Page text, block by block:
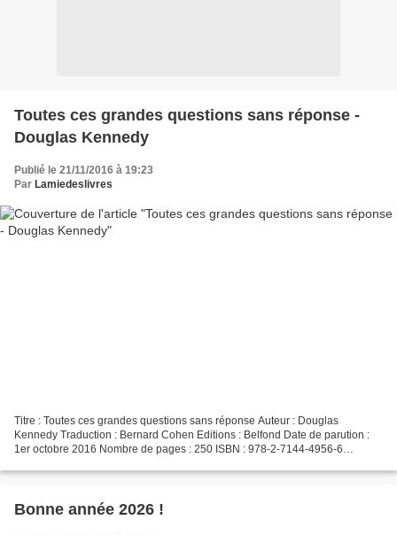
Toutes ces grandes questions sans réponse -
Douglas Kennedy
Publié le 21/11/2016 à 19:23
Par Lamiedeslivres
Titre : Toutes ces grandes questions sans réponse Auteur : Douglas
Kennedy Traduction : Bernard Cohen Editions : Belfond Date de parution :
1er octobre 2016 Nombre de pages : 250 ISBN : 978-2-7144-4956-6
Bonne année 2026 !